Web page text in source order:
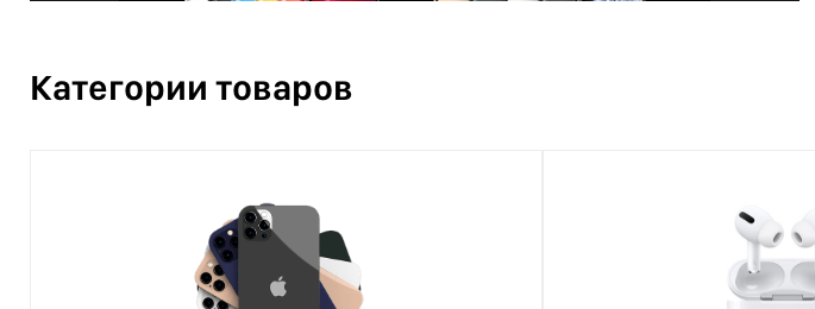
Категории товаров